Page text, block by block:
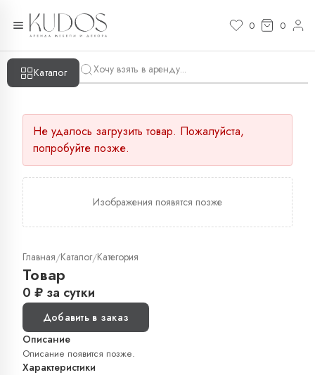
0 0
Каталог
Не удалось загрузить товар. Пожалуйста,
попробуйте позже.
Изображения появятся позже
Главная/Каталог/Категория
Товар
0 ₽ за сутки
Добавить в заказ
Описание
Описание появится позже.
Характеристики